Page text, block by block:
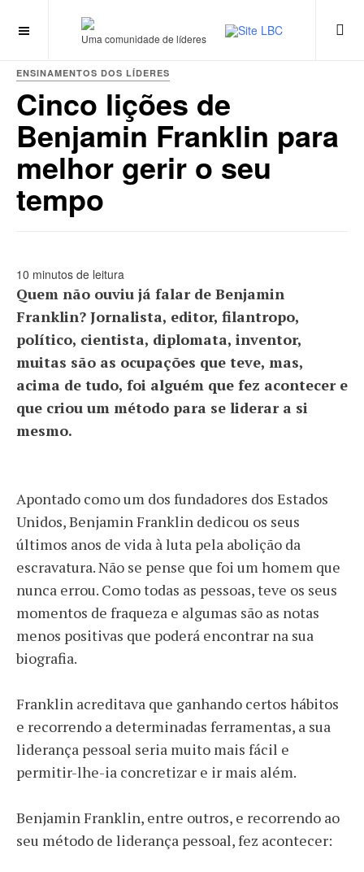
Uma comunidade de líderes
ENSINAMENTOS DOS LÍDERES
Cinco lições de
Benjamin Franklin para
melhor gerir o seu
tempo
10 minutos de leitura
Quem não ouviu já falar de Benjamin
Franklin? Jornalista, editor, filantropo,
político, cientista, diplomata, inventor,
muitas são as ocupações que teve, mas,
acima de tudo, foi alguém que fez acontecer e
que criou um método para se liderar a si
mesmo.
Apontado como um dos fundadores dos Estados
Unidos, Benjamin Franklin dedicou os seus
últimos anos de vida à luta pela abolição da
escravatura. Não se pense que foi um homem que
nunca errou. Como todas as pessoas, teve os seus
momentos de fraqueza e algumas são as notas
menos positivas que poderá encontrar na sua
biografia.
Franklin acreditava que ganhando certos hábitos
e recorrendo a determinadas ferramentas, a sua
liderança pessoal seria muito mais fácil e
permitir-lhe-ia concretizar e ir mais além.
Benjamin Franklin, entre outros, e recorrendo ao
seu método de liderança pessoal, fez acontecer: